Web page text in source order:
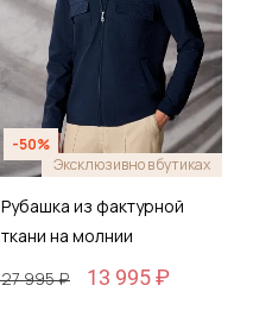
-50%
Эксклюзивно в бутиках
Рубашка из фактурной
ткани на молнии
27 995 ₽
13 995 ₽